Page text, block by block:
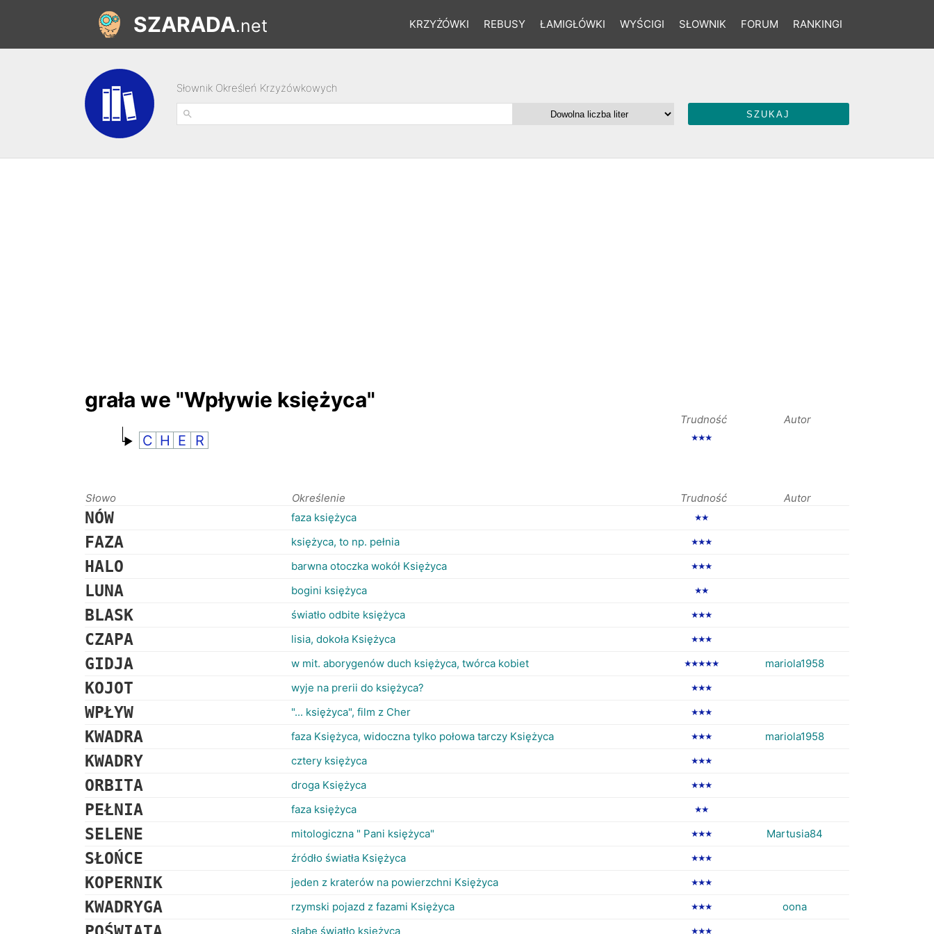
KRZYŻÓWKI REBUSY ŁAMIGŁÓWKI WYŚCIGI SŁOWNIK FORUM RANKINGI
SZARADA.net
Słownik Określeń Krzyżówkowych
grała we "Wpływie księżyca"
Trudność Autor
C H E R ★★★
Słowo Określenie Trudność Autor
NÓW faza księżyca ★★
FAZA księżyca, to np. pełnia ★★★
HALO barwna otoczka wokół Księżyca ★★★
LUNA bogini księżyca ★★
BLASK światło odbite księżyca ★★★
CZAPA lisia, dokoła Księżyca ★★★
GIDJA w mit. aborygenów duch księżyca, twórca kobiet ★★★★★ mariola1958
KOJOT wyje na prerii do księżyca? ★★★
WPŁYW "... księżyca", film z Cher ★★★
KWADRA faza Księżyca, widoczna tylko połowa tarczy Księżyca ★★★ mariola1958
KWADRY cztery księżyca ★★★
ORBITA droga Księżyca ★★★
PEŁNIA faza księżyca ★★
SELENE mitologiczna " Pani księżyca" ★★★ Martusia84
SŁOŃCE źródło światła Księżyca ★★★
KOPERNIK jeden z kraterów na powierzchni Księżyca ★★★
KWADRYGA rzymski pojazd z fazami Księżyca ★★★ oona
słabe światło księżyca ★★★